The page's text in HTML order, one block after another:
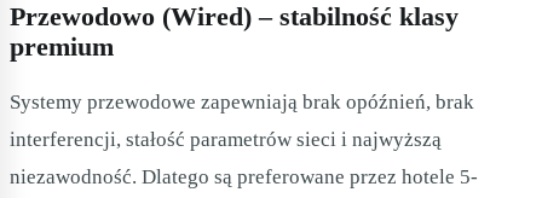
Przewodowo (Wired) – stabilność klasy
premium
Systemy przewodowe zapewniają brak opóźnień, brak
interferencji, stałość parametrów sieci i najwyższą
niezawodność. Dlatego są preferowane przez hotele 5-